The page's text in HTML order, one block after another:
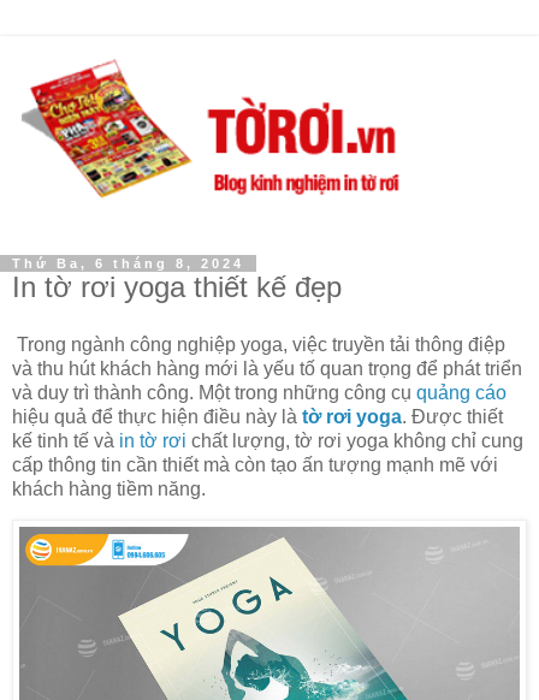
Thứ Ba, 6 tháng 8, 2024
In tờ rơi yoga thiết kế đẹp
Trong ngành công nghiệp yoga, việc truyền tải thông điệp
và thu hút khách hàng mới là yếu tố quan trọng để phát triển
và duy trì thành công. Một trong những công cụ quảng cáo
hiệu quả để thực hiện điều này là tờ rơi yoga. Được thiết
kế tinh tế và in tờ rơi chất lượng, tờ rơi yoga không chỉ cung
cấp thông tin cần thiết mà còn tạo ấn tượng mạnh mẽ với
khách hàng tiềm năng.